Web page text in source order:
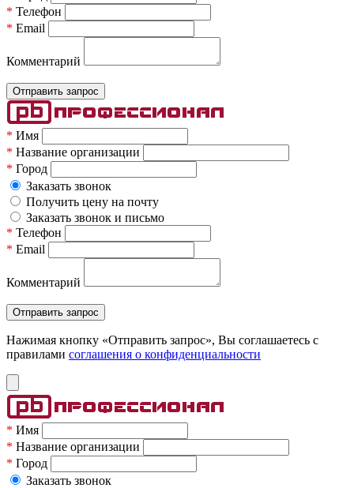
* Телефон
* Email
Комментарий
* Имя
* Название организации
* Город
Заказать звонок
Получить цену на почту
Заказать звонок и письмо
* Телефон
* Email
Комментарий
Нажимая кнопку «Отправить запрос», Вы соглашаетесь c
правилами соглашения о конфиденциальности
* Имя
* Название организации
* Город
Заказать звонок